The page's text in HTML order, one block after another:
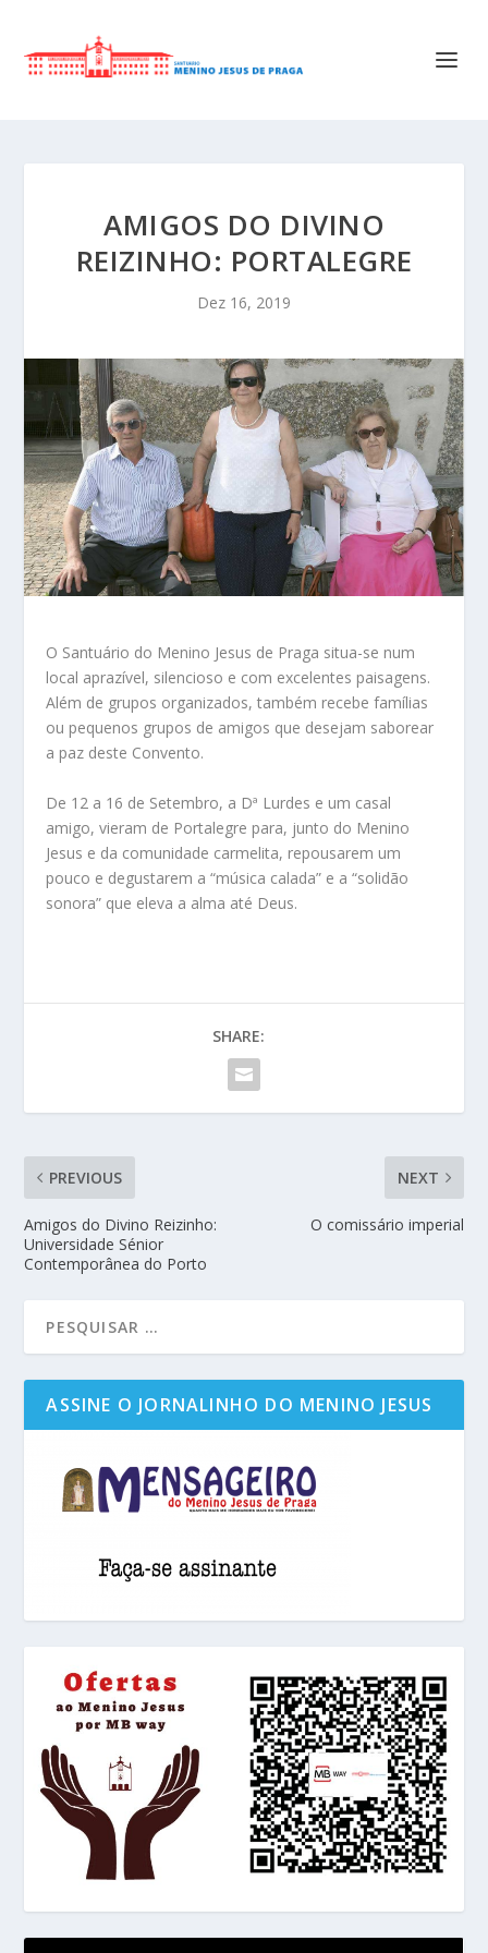
AMIGOS DO DIVINO
REIZINHO: PORTALEGRE
Dez 16, 2019
O Santuário do Menino Jesus de Praga situa-se num
local aprazível, silencioso e com excelentes paisagens.
Além de grupos organizados, também recebe famílias
ou pequenos grupos de amigos que desejam saborear
a paz deste Convento.
De 12 a 16 de Setembro, a Dª Lurdes e um casal
amigo, vieram de Portalegre para, junto do Menino
Jesus e da comunidade carmelita, repousarem um
pouco e degustarem a “música calada” e a “solidão
sonora” que eleva a alma até Deus.
SHARE:
PREVIOUS
Amigos do Divino Reizinho:
Universidade Sénior
Contemporânea do Porto
NEXT
O comissário imperial
ASSINE O JORNALINHO DO MENINO JESUS